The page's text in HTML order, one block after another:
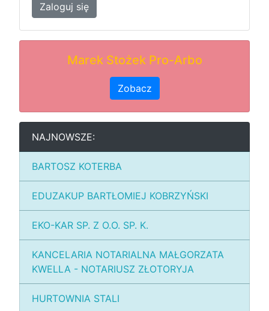
Zaloguj się
Marek Stożek Pro-Arbo
Zobacz
NAJNOWSZE:
BARTOSZ KOTERBA
EDUZAKUP BARTŁOMIEJ KOBRZYŃSKI
EKO-KAR SP. Z O.O. SP. K.
KANCELARIA NOTARIALNA MAŁGORZATA
KWELLA - NOTARIUSZ ZŁOTORYJA
HURTOWNIA STALI